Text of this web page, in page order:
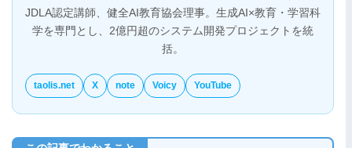
JDLA認定講師、健全AI教育協会理事。生成AI×教育・学習科
学を専門とし、2億円超のシステム開発プロジェクトを統
括。
taolis.net X note Voicy YouTube